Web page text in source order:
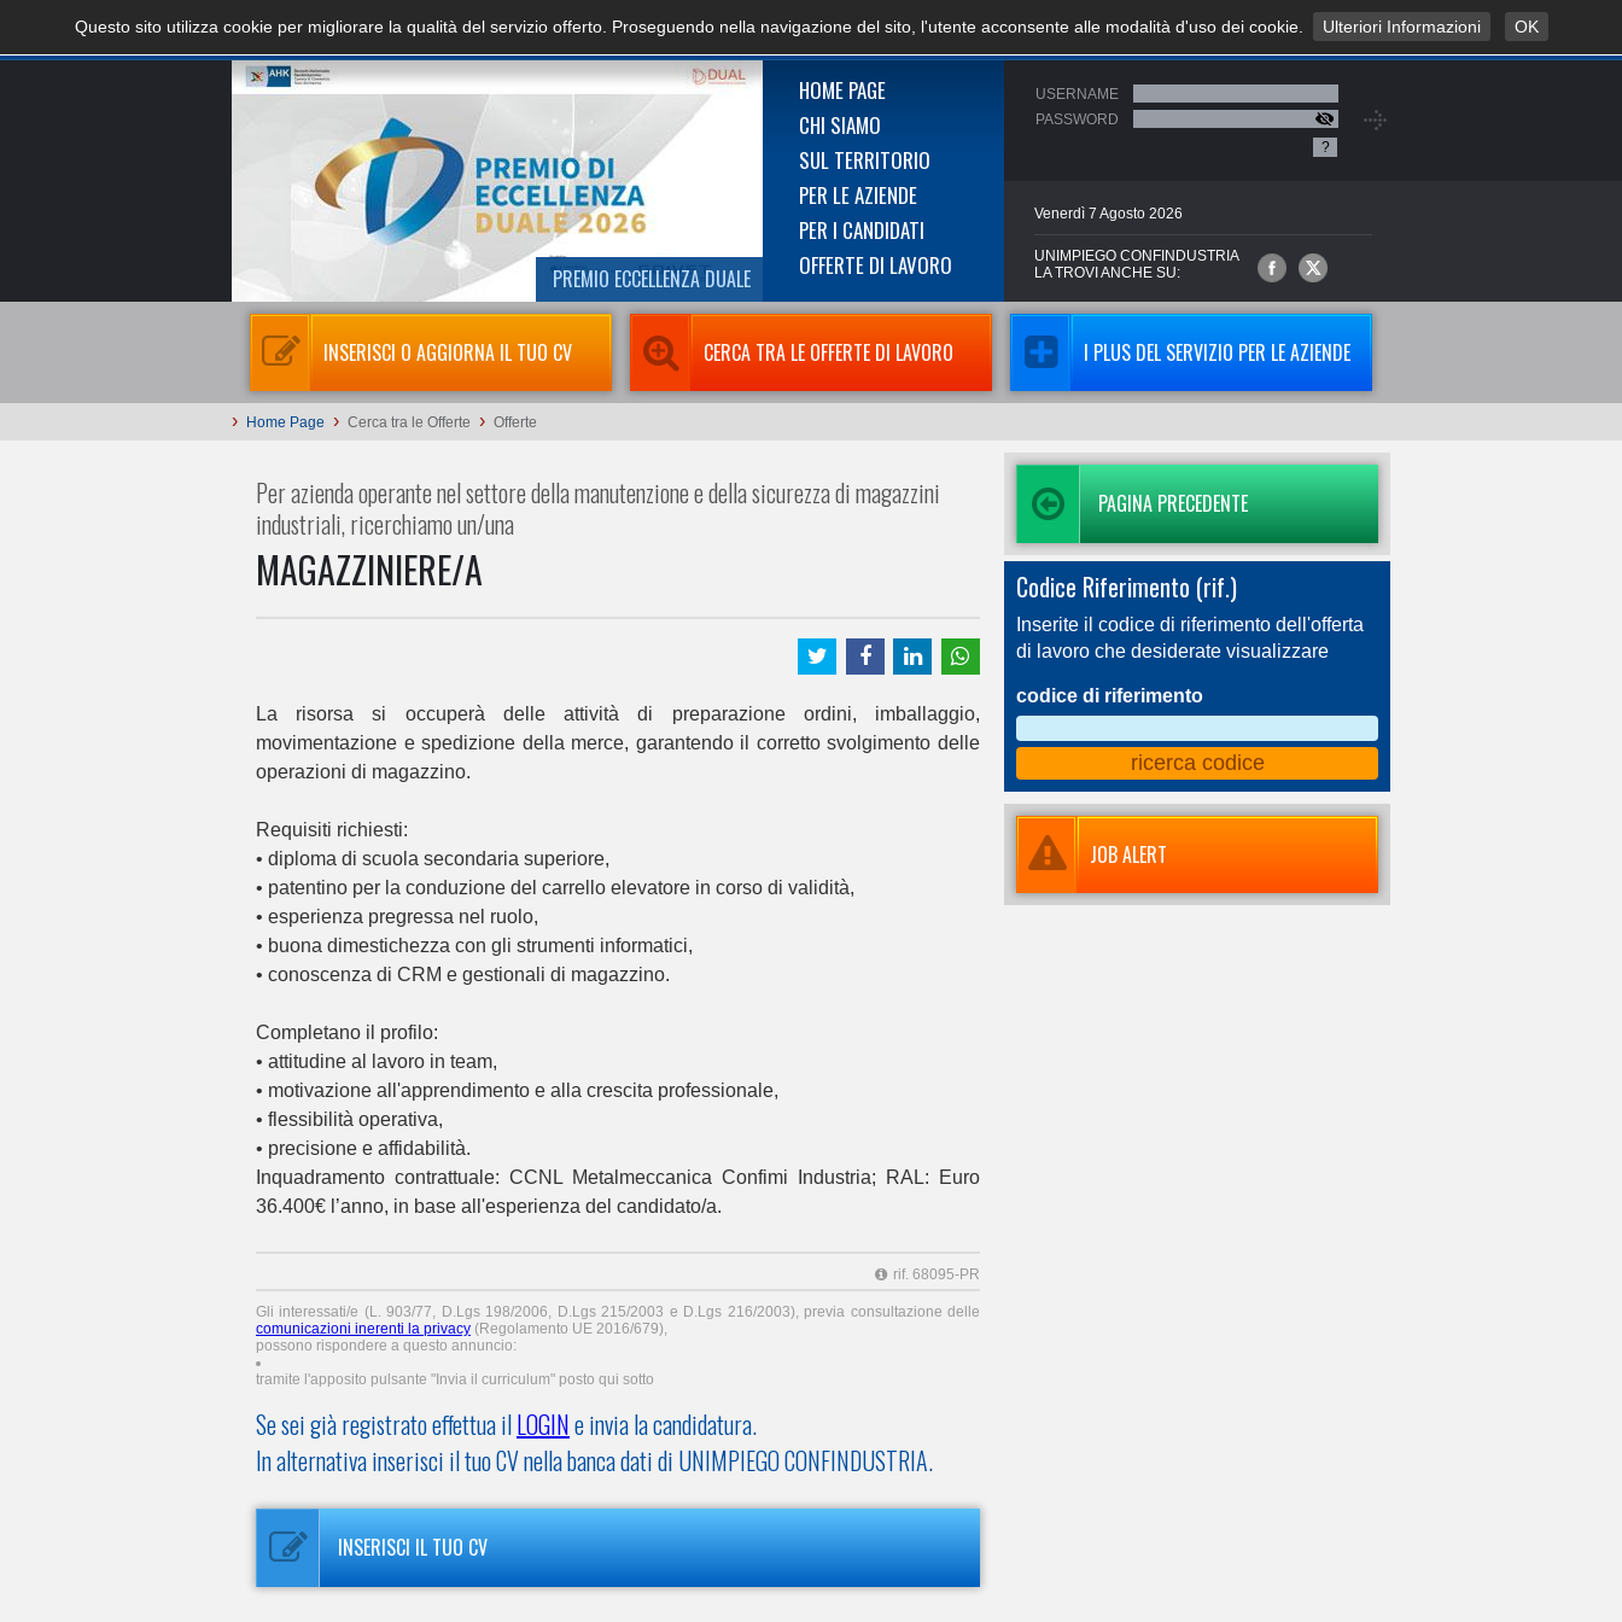
PREMIO ECCELLENZA DUALE
HOME PAGE
CHI SIAMO
SUL TERRITORIO
PER LE AZIENDE
PER I CANDIDATI
OFFERTE DI LAVORO
USERNAME
PASSWORD
?
Venerdì 7 Agosto 2026
UNIMPIEGO CONFINDUSTRIA
LA TROVI ANCHE SU:
INSERISCI O AGGIORNA IL TUO CV CERCA TRA LE OFFERTE DI LAVORO I PLUS DEL SERVIZIO PER LE AZIENDE
› Home Page › Cerca tra le Offerte › Offerte
Per azienda operante nel settore della manutenzione e della sicurezza di magazzini
industriali, ricerchiamo un/una
MAGAZZINIERE/A
La risorsa si occuperà delle attività di preparazione ordini, imballaggio,
movimentazione e spedizione della merce, garantendo il corretto svolgimento delle
operazioni di magazzino.
Requisiti richiesti:
• diploma di scuola secondaria superiore,
• patentino per la conduzione del carrello elevatore in corso di validità,
• esperienza pregressa nel ruolo,
• buona dimestichezza con gli strumenti informatici,
• conoscenza di CRM e gestionali di magazzino.
Completano il profilo:
• attitudine al lavoro in team,
• motivazione all'apprendimento e alla crescita professionale,
• flessibilità operativa,
• precisione e affidabilità.
Inquadramento contrattuale: CCNL Metalmeccanica Confimi Industria; RAL: Euro
36.400€ l’anno, in base all'esperienza del candidato/a.
rif. 68095-PR
Gli interessati/e (L. 903/77, D.Lgs 198/2006, D.Lgs 215/2003 e D.Lgs 216/2003), previa consultazione delle
comunicazioni inerenti la privacy (Regolamento UE 2016/679),
possono rispondere a questo annuncio:
tramite l'apposito pulsante "Invia il curriculum" posto qui sotto
Se sei già registrato effettua ilLOGINe invia la candidatura.
In alternativa inserisci il tuo CV nella banca dati di UNIMPIEGO CONFINDUSTRIA.
INSERISCI IL TUO CV
PAGINA PRECEDENTE
Codice Riferimento (rif.)
Inserite il codice di riferimento dell'offerta
di lavoro che desiderate visualizzare
codice di riferimento
JOB ALERT
Questo sito utilizza cookie per migliorare la qualità del servizio offerto. Proseguendo nella navigazione del sito, l'utente acconsente alle modalità d'uso dei cookie. Ulteriori Informazioni OK